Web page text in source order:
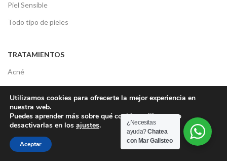
Piel Sensible
Todo tipo de pieles
TRATAMIENTOS
Acné
Arrugas
Bolsas y Ojeras
Deshidratación
Luminosidad
Utilizamos cookies para ofrecerte la mejor experiencia en
nuestra web.
Puedes aprender más sobre qué cookies utilizamos o
desactivarlas en los ajustes.
Aceptar
¿Necesitas
ayuda?Chatea
con Mar Galisteo